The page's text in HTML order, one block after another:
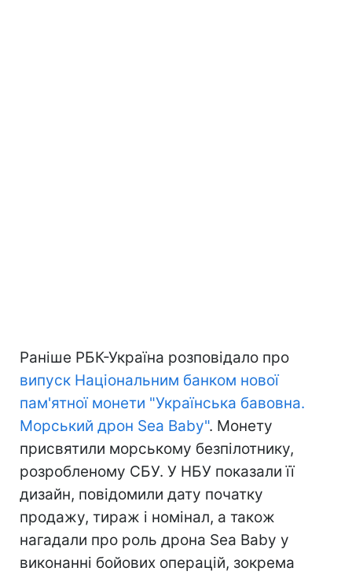
Раніше РБК-Україна розповідало про
випуск Національним банком нової
пам'ятної монети "Українська бавовна.
Морський дрон Sea Baby". Монету
присвятили морському безпілотнику,
розробленому СБУ. У НБУ показали її
дизайн, повідомили дату початку
продажу, тираж і номінал, а також
нагадали про роль дрона Sea Baby у
виконанні бойових операцій, зокрема